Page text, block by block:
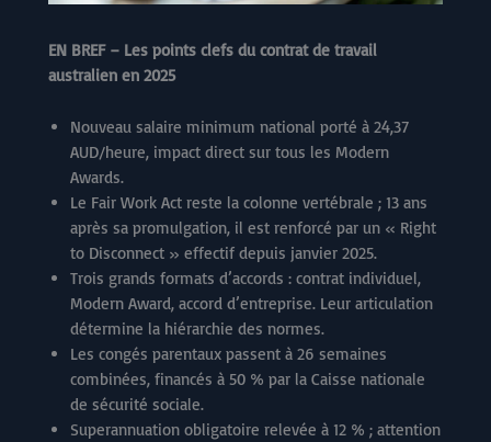
EN BREF – Les points clefs du contrat de travail
australien en 2025
Nouveau salaire minimum national porté à 24,37
AUD/heure, impact direct sur tous les Modern
Awards.
Le Fair Work Act reste la colonne vertébrale ; 13 ans
après sa promulgation, il est renforcé par un « Right
to Disconnect » effectif depuis janvier 2025.
Trois grands formats d’accords : contrat individuel,
Modern Award, accord d’entreprise. Leur articulation
détermine la hiérarchie des normes.
Les congés parentaux passent à 26 semaines
combinées, financés à 50 % par la Caisse nationale
de sécurité sociale.
Superannuation obligatoire relevée à 12 % ; attention